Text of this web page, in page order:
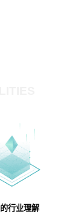
行业理解